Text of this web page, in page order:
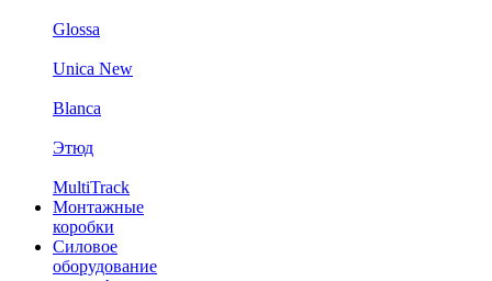
Glossa
Unica New
Blanca
Этюд
MultiTrack
Монтажные
коробки
Силовое
оборудование